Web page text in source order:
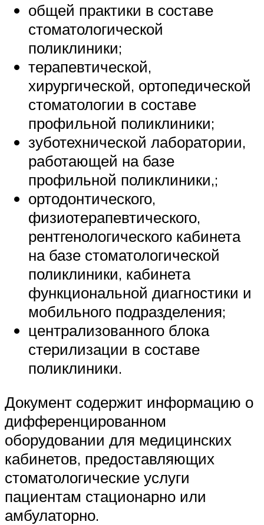
общей практики в составе
стоматологической
поликлиники;
терапевтической,
хирургической, ортопедической
стоматологии в составе
профильной поликлиники;
зуботехнической лаборатории,
работающей на базе
профильной поликлиники,;
ортодонтического,
физиотерапевтического,
рентгенологического кабинета
на базе стоматологической
поликлиники, кабинета
функциональной диагностики и
мобильного подразделения;
централизованного блока
стерилизации в составе
поликлиники.
Документ содержит информацию о
дифференцированном
оборудовании для медицинских
кабинетов, предоставляющих
стоматологические услуги
пациентам стационарно или
амбулаторно.